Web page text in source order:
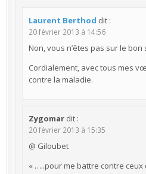
Laurent Berthod dit :
20 février 2013 à 14:56
Non, vous n’êtes pas sur le bon
Cordialement, avec tous mes
contre la maladie.
Zygomar dit :
20 février 2013 à 15:35
@ Giloubet
« …..pour me battre contre ceux